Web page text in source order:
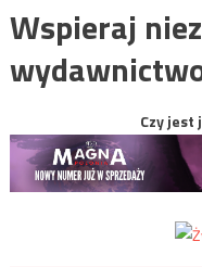
Wspieraj
Czy jest